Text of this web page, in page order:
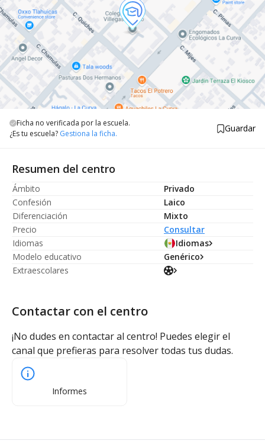
Ficha no verificada por la escuela.
¿Es tu escuela? Gestiona la ficha. Guardar
Resumen del centro
Ámbito
Privado
Confesión
Laico
Diferenciación
Mixto
Precio
Consultar
Idiomas
Idiomas
Modelo educativo
Genérico
Extraescolares
Contactar con el centro
¡No dudes en contactar al centro! Puedes elegir el
canal que prefieras para resolver todas tus dudas.
Informes